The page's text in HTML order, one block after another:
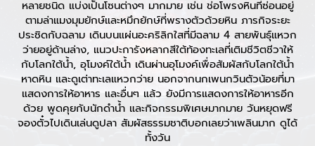
หลายชนิด แบ่งเป็นโซนต่างๆ มากมาย เช่น ช่อโพรงหินที่ซ่อนอยู่
ตามล่าแมงมุมยักษ์และหมึกยักษ์ที่พรางตัวด้วยหิน ภารกิจระยะ
ประชิดกับฉลาม เดินบนแผ่นอะคริลิกใสที่มีฉลาม 4 สายพันธุ์แหวก
ว่ายอยู่ด้านล่าง, แนวปะการังหลากสีใต้ท้องทะเลที่เติมชีวิตชีวาให้
กับโลกใต้น้ำ, อุโมงค์ใต้น้ำ เดินผ่านอุโมงค์เพื่อสัมผัสกับโลกใต้น้ำ
หาดหิน และดูเต่าทะเลแหวกว่าย นอกจากนกเพนกวินตัวน้อยที่มา
แสดงการให้อาหาร และอื่นๆ แล้ว ยังมีการแสดงการให้อาหารอีก
ด้วย พูดคุยกับนักดำน้ำ และกิจกรรมพิเศษมากมาย วันหยุดฟรี
จองตั๋วไปเดินเล่นดูปลา สัมผัสธรรมชาติบอกเลยว่าเพลินมาก ดูได้
ทั้งวัน